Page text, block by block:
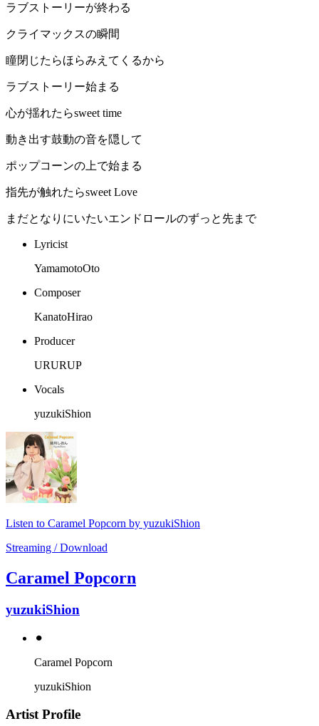
ラブストーリーが終わる
クライマックスの瞬間
瞳閉じたらほらみえてくるから
ラブストーリー始まる
心が揺れたらsweet time
動き出す鼓動の音を隠して
ポップコーンの上で始まる
指先が触れたらsweet Love
まだとなりにいたいエンドロールのずっと先まで
Lyricist
YamamotoOto
Composer
KanatoHirao
Producer
URURUP
Vocals
yuzukiShion
Listen to Caramel Popcorn by yuzukiShion
Streaming / Download
Caramel Popcorn
yuzukiShion
⚫︎
Caramel Popcorn
yuzukiShion
Artist Profile